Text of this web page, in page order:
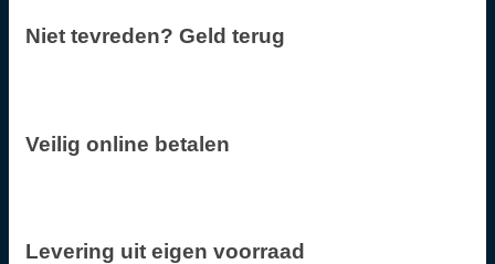
Niet tevreden? Geld terug
Veilig online betalen
Levering uit eigen voorraad